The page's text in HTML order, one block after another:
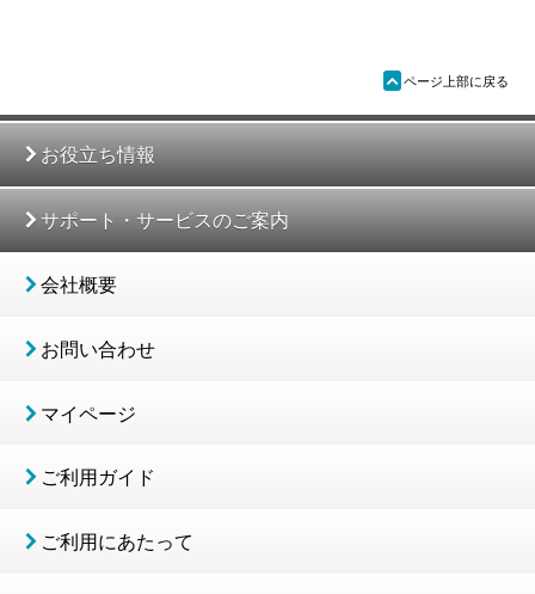
ü ページ上部に戻る
お役立ち情報
サポート・サービスのご案内
会社概要
お問い合わせ
マイページ
ご利用ガイド
ご利用にあたって